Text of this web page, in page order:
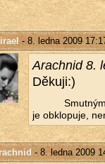
- 8. ledna 2009
Arach­nid 8.
Dě­ku­ji:)
je ob­klo­pu­je,
- 8. ledna 2009